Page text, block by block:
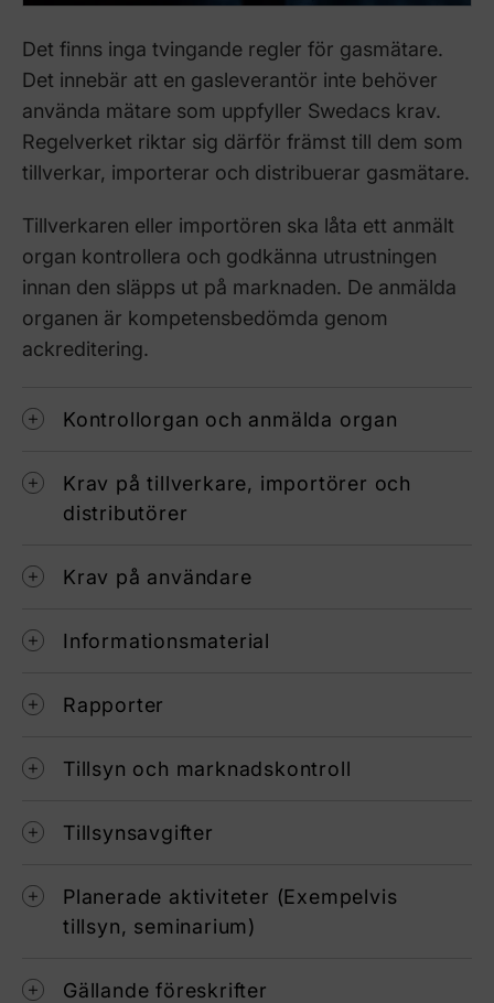
Det finns inga tvingande regler för gasmätare.
Det innebär att en gasleverantör inte behöver
använda mätare som uppfyller Swedacs krav.
Regelverket riktar sig därför främst till dem som
tillverkar, importerar och distribuerar gasmätare.
Tillverkaren eller importören ska låta ett anmält
organ kontrollera och godkänna utrustningen
innan den släpps ut på marknaden. De anmälda
organen är kompetensbedömda genom
ackreditering.
Kontrollorgan och anmälda organ
Krav på tillverkare, importörer och
distributörer
Krav på användare
Informationsmaterial
Rapporter
Tillsyn och marknadskontroll
Tillsynsavgifter
Planerade aktiviteter (Exempelvis
tillsyn, seminarium)
Gällande föreskrifter